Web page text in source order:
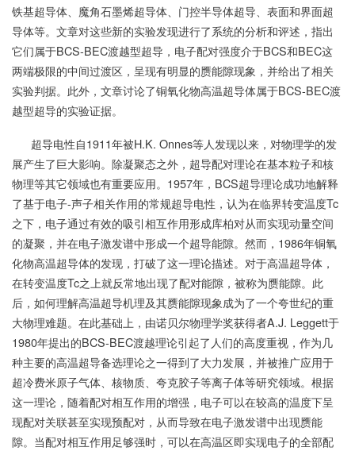
铁基超导体、魔角石墨烯超导体、门控半导体超导、表面和界面超
导体等。文章对这些新的实验发现进行了系统的分析和评述，指出
它们属于BCS-BEC渡越型超导，电子配对强度介于BCS和BEC这
两端极限的中间过渡区，呈现有明显的赝能隙现象，并给出了相关
实验判据。此外，文章讨论了铜氧化物高温超导体属于BCS-BEC渡
越型超导的实验证据。
超导电性自1911年被H.K. Onnes等人发现以来，对物理学的发
展产生了巨大影响。除凝聚态之外，超导配对理论在基本粒子和核
物理等其它领域也有重要应用。1957年，BCS超导理论成功地解释
了基于电子-声子相关作用的常规超导电性，认为在临界转变温度Tc
之下，电子通过有效的吸引相互作用形成库柏对从而实现动量空间
的凝聚，并在电子激发谱中形成一个超导能隙。然而，1986年铜氧
化物高温超导体的发现，打破了这一理论描述。对于高温超导体，
在转变温度Tc之上就反常地出现了配对能隙，被称为赝能隙。此
后，如何理解高温超导机理及其赝能隙现象成为了一个夸世纪的重
大物理难题。在此基础上，由诺贝尔物理学奖获得者A.J. Leggett于
1980年提出的BCS-BEC渡越理论引起了人们的高度重视，作为几
种主要的高温超导备选理论之一得到了大力发展，并被推广应用于
超冷费米原子气体、核物质、夸克胶子等离子体等研究领域。根据
这一理论，随着配对相互作用的增强，电子可以在较高的温度下呈
现配对关联甚至实现预配对，从而导致在电子激发谱中出现赝能
隙。当配对相互作用足够强时，可以在高温区即实现电子的全部配